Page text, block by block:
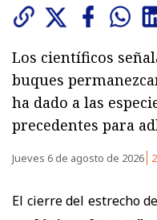
Los científicos
buques
ha dado a las
precedentes para
Jueves 6 de agosto de 2026
El cierre del estrecho